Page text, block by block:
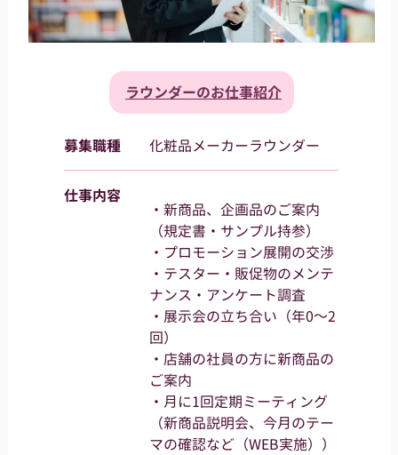
ラウンダーのお仕事紹介
募集職種 化粧品メーカーラウンダー
仕事内容
・新商品、企画品のご案内
（規定書・サンプル持参）
・プロモーション展開の交渉
・テスター・販促物のメンテ
ナンス・アンケート調査
・展示会の立ち合い（年0～2
回）
・店舗の社員の方に新商品の
ご案内
・月に1回定期ミーティング
（新商品説明会、今月のテー
マの確認など（WEB実施））